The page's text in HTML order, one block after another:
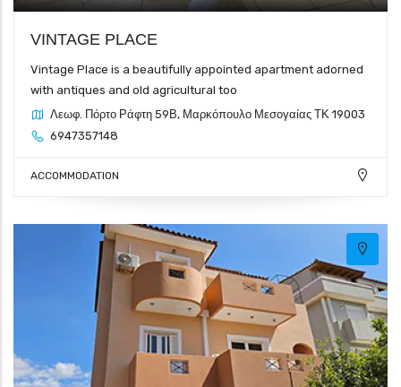
VINTAGE PLACE
Vintage Place is a beautifully appointed apartment adorned
with antiques and old agricultural too
Λεωφ. Πόρτο Ράφτη 59Β, Μαρκόπουλο Μεσογαίας ΤΚ 19003
6947357148
ACCOMMODATION